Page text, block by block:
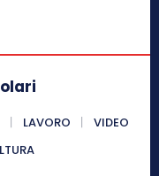
LAVORO
VIDEO